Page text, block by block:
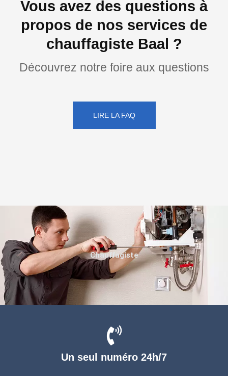
Vous avez des questions à
propos de nos services de
chauffagiste Baal ?
Découvrez notre foire aux questions
LIRE LA FAQ
Un seul numéro 24h/7
Chauffagiste